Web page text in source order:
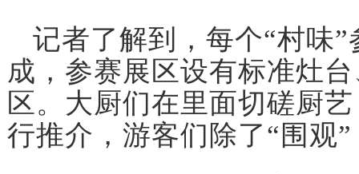
记者了解到，每个“村味
成，参赛展区设有标准灶
区。大厨们在里面切磋厨
行推介，游客们除了“围观